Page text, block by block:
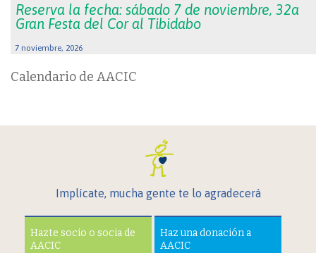
Reserva la fecha: sábado 7 de noviembre, 32a
Gran Festa del Cor al Tibidabo
7 noviembre, 2026
Calendario de AACIC
Implícate, mucha gente te lo agradecerá
Hazte socio o socia de
AACIC
Haz una donación a
AACIC